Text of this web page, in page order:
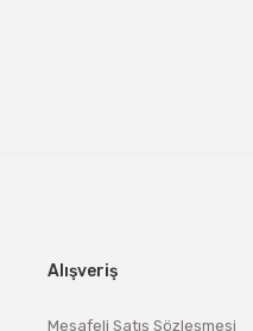
Alışveriş
Mesafeli Satış Sözleşmesi